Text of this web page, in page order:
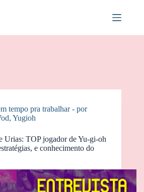
tempo pra trabalhar - por
, Yugioh
Urias: TOP jogador de Yu-gi-oh
e conhecimento do